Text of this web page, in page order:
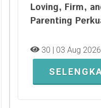
Loving, Firm,
Parenting
30 | 03 Aug 2026